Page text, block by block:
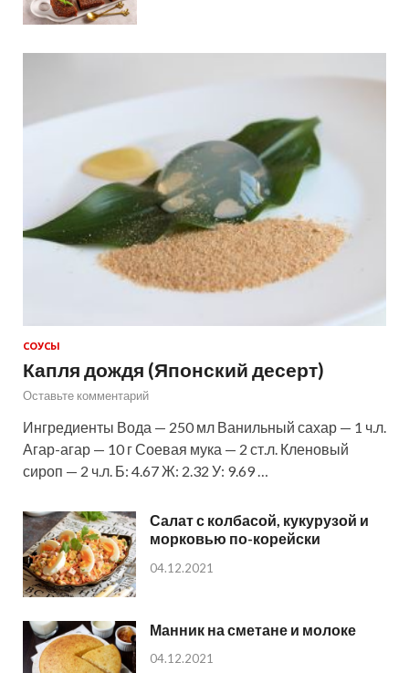
СОУСЫ
Капля дождя (Японский десерт)
Оставьте комментарий
Ингредиенты Вода — 250 мл Ванильный сахар — 1 ч.л.
Агар-агар — 10 г Соевая мука — 2 ст.л. Кленовый
сироп — 2 ч.л. Б: 4.67 Ж: 2.32 У: 9.69 …
Салат с колбасой, кукурузой и
морковью по-корейски
04.12.2021
Манник на сметане и молоке
04.12.2021